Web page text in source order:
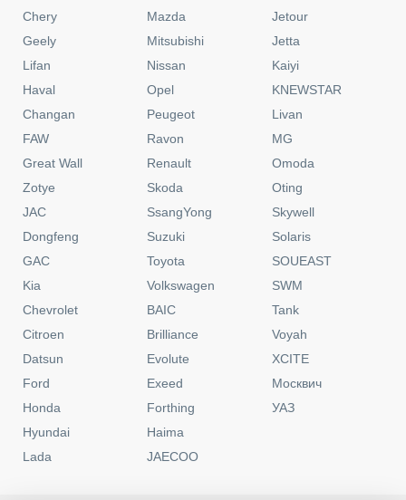
Chery
Geely
Lifan
Haval
Changan
FAW
Great Wall
Zotye
JAC
Dongfeng
GAC
Kia
Chevrolet
Citroen
Datsun
Ford
Honda
Hyundai
Lada
Mazda
Mitsubishi
Nissan
Opel
Peugeot
Ravon
Renault
Skoda
SsangYong
Suzuki
Toyota
Volkswagen
BAIC
Brilliance
Evolute
Exeed
Forthing
Haima
JAECOO
Jetour
Jetta
Kaiyi
KNEWSTAR
Livan
MG
Omoda
Oting
Skywell
Solaris
SOUEAST
SWM
Tank
Voyah
XCITE
Москвич
УАЗ